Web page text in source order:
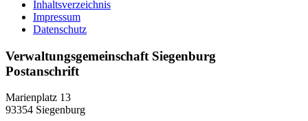
Inhaltsverzeichnis
Impressum
Datenschutz
Verwaltungsgemeinschaft Siegenburg
Postanschrift
Marienplatz 13
93354 Siegenburg